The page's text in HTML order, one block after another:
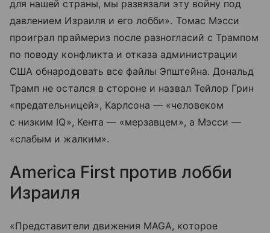
для нашей страны, мы развязали эту войну под
давлением Израиля и его лобби». Томас Мэсси
проиграл праймериз после разногласий с Трампом
по поводу конфликта и отказа администрации
США обнародовать все файлы Эпштейна. Дональд
Трамп не остался в стороне и назвал Тейлор Грин
«предательницей», Карлсона — «человеком
с низким IQ», Кента — «мерзавцем», а Мэсси —
«слабым и жалким».
America First против лобби
Израиля
«Представители движения MAGA, которое